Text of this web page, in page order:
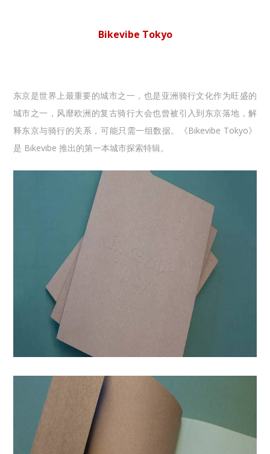
Bikevibe Tokyo
东京是世界上最重要的城市之一，也是亚洲骑行文化作为旺盛的
城市之一，风靡欧洲的复古骑行大会也曾被引入到东京落地，解
释东京与骑行的关系，可能只需一组数据。《Bikevibe Tokyo》
是 Bikevibe 推出的第一本城市探索特辑。